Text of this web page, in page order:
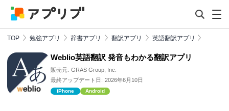
TOP 勉強アプリ 辞書アプリ 翻訳アプリ 英語翻訳アプリ
Weblio英語翻訳 発音もわかる翻訳アプリ
販売元: GRAS Group, Inc.
最終アップデート日: 2026年6月10日
iPhone Android